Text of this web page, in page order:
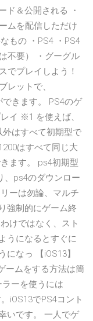
ド＆公開される ・
ムを配信しただけ
もの ・PS4 ・PS4
不要） ・グーグル
でプレイしよう！
レットで、
できます。 PS4のゲ
イ ※1 を使えば、
はすべて初期型で
はすべて同じ大
ます。 ps4初期型
、ps4のダウンロー
ーは勿論、マルチ
強制的にゲーム終
けではなく、スト
うになるとすぐに
なっ 【iOS13】
ームをする方法は簡
ーを使うには
iOS13でPS4コント
いです。 一人でゲ